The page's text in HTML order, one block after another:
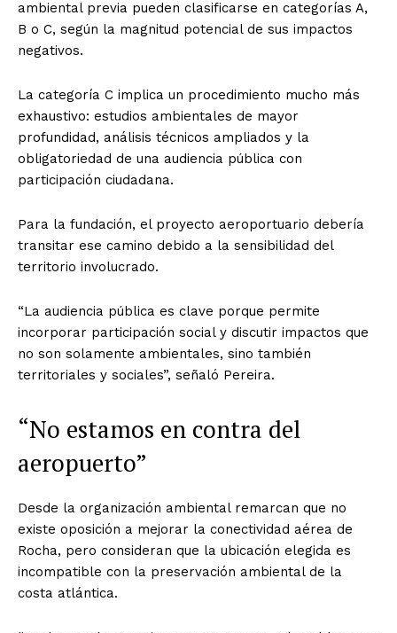
ambiental previa pueden clasificarse en categorías A,
B o C, según la magnitud potencial de sus impactos
negativos.
La categoría C implica un procedimiento mucho más
exhaustivo: estudios ambientales de mayor
profundidad, análisis técnicos ampliados y la
obligatoriedad de una audiencia pública con
participación ciudadana.
Para la fundación, el proyecto aeroportuario debería
transitar ese camino debido a la sensibilidad del
territorio involucrado.
“La audiencia pública es clave porque permite
incorporar participación social y discutir impactos que
no son solamente ambientales, sino también
territoriales y sociales”, señaló Pereira.
“No estamos en contra del
aeropuerto”
Desde la organización ambiental remarcan que no
existe oposición a mejorar la conectividad aérea de
Rocha, pero consideran que la ubicación elegida es
incompatible con la preservación ambiental de la
costa atlántica.